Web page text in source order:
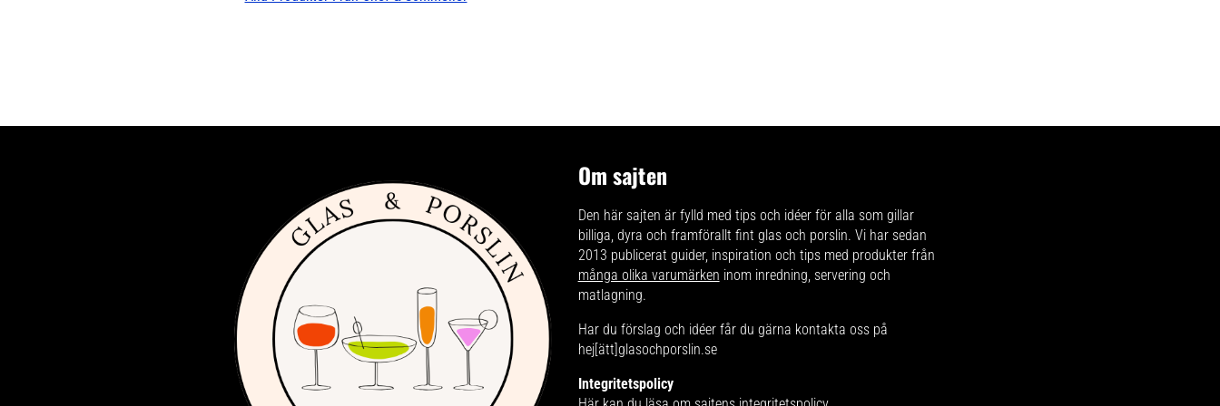
Om sajten
Den här sajten är fylld med tips och idéer för alla som gillar
billiga, dyra och framförallt fint glas och porslin. Vi har sedan
2013 publicerat guider, inspiration och tips med produkter från
många olika varumärken inom inredning, servering och
matlagning.
Har du förslag och idéer får du gärna kontakta oss på
hej[ätt]glasochporslin.se
Integritetspolicy